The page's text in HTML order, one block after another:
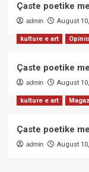
Çaste poetike
admin August
kulture e art
Çaste poetike
admin August
kulture e art
Çaste poetike
admin August